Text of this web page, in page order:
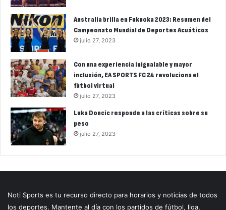
Australia brilla en Fukuoka 2023: Resumen del
Campeonato Mundial de Deportes Acuáticos
julio 27, 2023
Con una experiencia inigualable y mayor
inclusión, EA SPORTS FC 24 revoluciona el
fútbol virtual
julio 27, 2023
Luka Doncic responde a las críticas sobre su
peso
julio 27, 2023
Noti Sports es tu recurso directo para horarios y noticias de todos
los deportes. Mantente al día con los partidos de fútbol, liga,